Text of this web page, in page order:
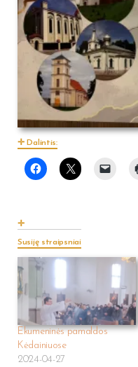
Dalintis:
Susiję straipsniai
Ekumeninės pamaldos
Kėdainiuose
2024-04-27